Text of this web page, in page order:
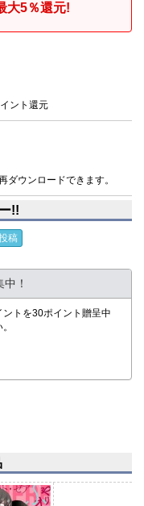
大5％還元!
ント還元
ダウンロードできます。
!!
稿
！
トを30ポイント贈呈中